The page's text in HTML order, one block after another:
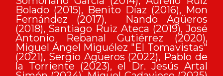
Bolado (2015), Benito Díaz (2016), Mon
Fernández (2017), Nando Agüeros
(2018), Santiago Ruiz Ateca (2019), José
Antonio Rebanal Gutiérrez (2020),
Miguel Ángel Miguélez "El Tomavistas"
(2021), Sergio Agüeros (2022), Pablo de
la Torriente (2023), el Dr. Jesús Artal